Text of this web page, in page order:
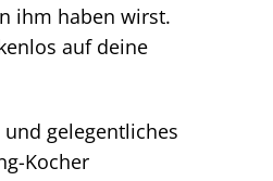
ihm haben wirst.
auf deine
gelegentliches
Kocher